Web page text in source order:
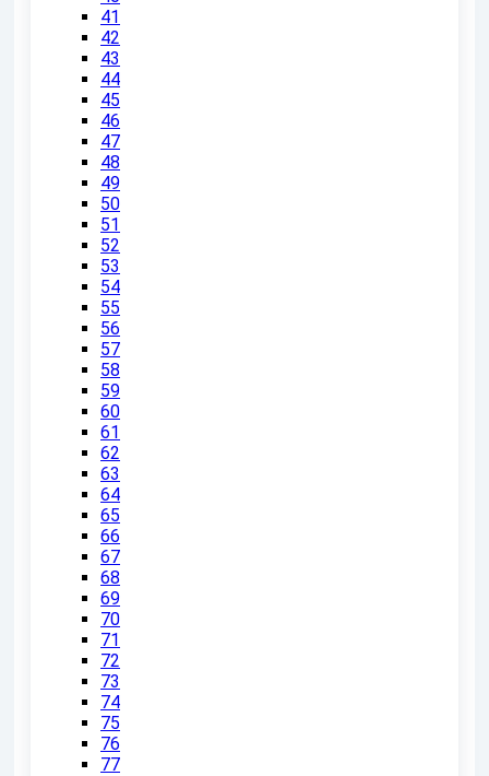
41
42
43
44
45
46
47
48
49
50
51
52
53
54
55
56
57
58
59
60
61
62
63
64
65
66
67
68
69
70
71
72
73
74
75
76
77